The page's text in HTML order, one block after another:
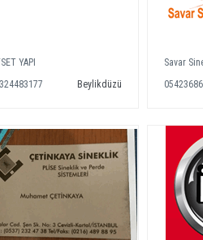
YAPI
Beylikdüzü
Savar